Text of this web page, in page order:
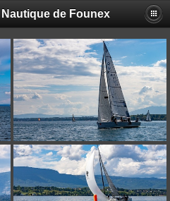
de Founex